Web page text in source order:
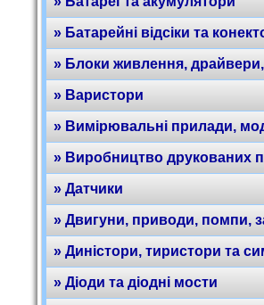
» Батарейні відсіки та
» Блоки живлення, драйвери,
» Варистори
» Вимірювальні прилади,
» Виробництво друкованих
» Датчики
» Двигуни, приводи, помпи,
» Диністори, тиристори та
» Діоди та діодні мости